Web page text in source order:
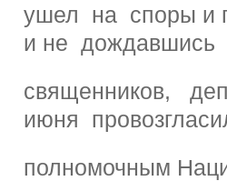
ушел на споры и
и не дождавшись
священников,
июня
полномочным